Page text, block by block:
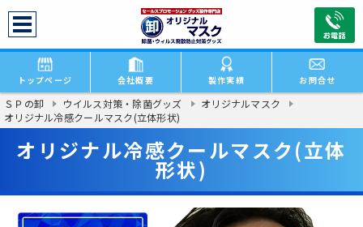
トップページ 会社概要 製作実績 お問合せ
ＳＰの卸 ウイルス対策・除菌グッズ
オリジナルマスク
オリジナル冷感クールマスク(立体形状)
オリジナル冷感クールマスク(立体
形状)